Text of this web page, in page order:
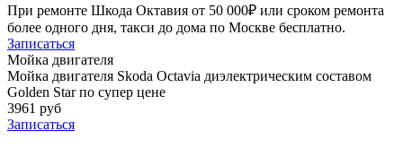
При ремонте Шкода Октавия от 50 000₽ или сроком ремонта
более одного дня, такси до дома по Москве бесплатно.
Записаться
Мойка двигателя
Мойка двигателя Skoda Octavia диэлектрическим составом
Golden Star по супер цене
3961 руб
Записаться